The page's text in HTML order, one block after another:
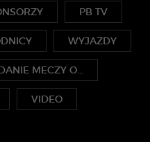
PB TV
WYJAZDY
MECZY O...
VIDEO